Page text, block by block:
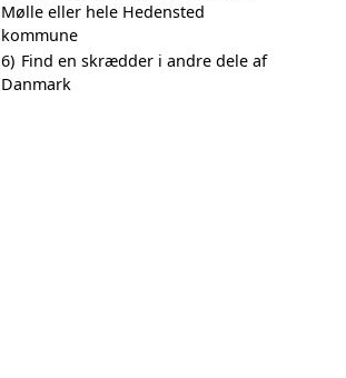
Mølle eller hele Hedensted
kommune
6) Find en skrædder i andre dele af
Danmark